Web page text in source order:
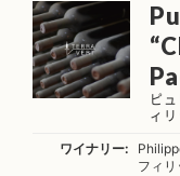
ピ
ィ
ワイナリー:
フィ